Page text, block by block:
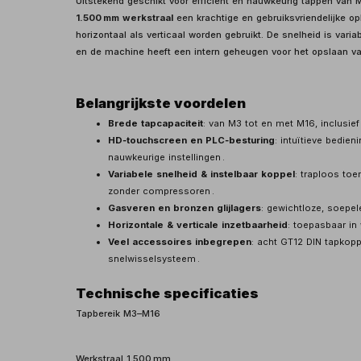
1.500 mm werkstraal een krachtige en gebruiksvriendelijke
horizontaal als verticaal worden gebruikt. De snelheid is
en de machine heeft een intern geheugen voor het opslaan
Belangrijkste voordelen
Brede tapcapaciteit: van M3 tot en met M16,
HD‑touchscreen en PLC‑besturing: intuïtieve
nauwkeurige instellingen .
Variabele snelheid & instelbaar koppel: traploos
zonder compressoren .
Gasveren en bronzen glijlagers: gewichtloze,
Horizontale & verticale inzetbaarheid: toepasbaar in
Veel accessoires inbegrepen: acht GT12 DIN
snelwisselsysteem .
Technische specificaties
Tapbereik M3–M16